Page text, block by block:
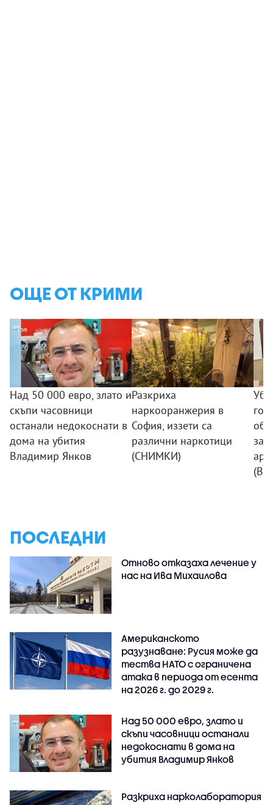
ОЩЕ ОТ КРИМИ
Над 50 000 евро, злато и
скъпи часовници
останали недокоснати в
дома на убития
Владимир Янков
Разкриха
наркооранжерия в
София, иззети са
различни наркотици
(СНИМКИ)
ПОСЛЕДНИ
Отново отказаха лечение у
нас на Ива Михаилова
Американското
разузнаване: Русия може да
тества НАТО с ограничена
атака в периода от есента
на 2026 г. до 2029 г.
Над 50 000 евро, злато и
скъпи часовници останали
недокоснати в дома на
убития Владимир Янков
Разкриха нарколаборатория